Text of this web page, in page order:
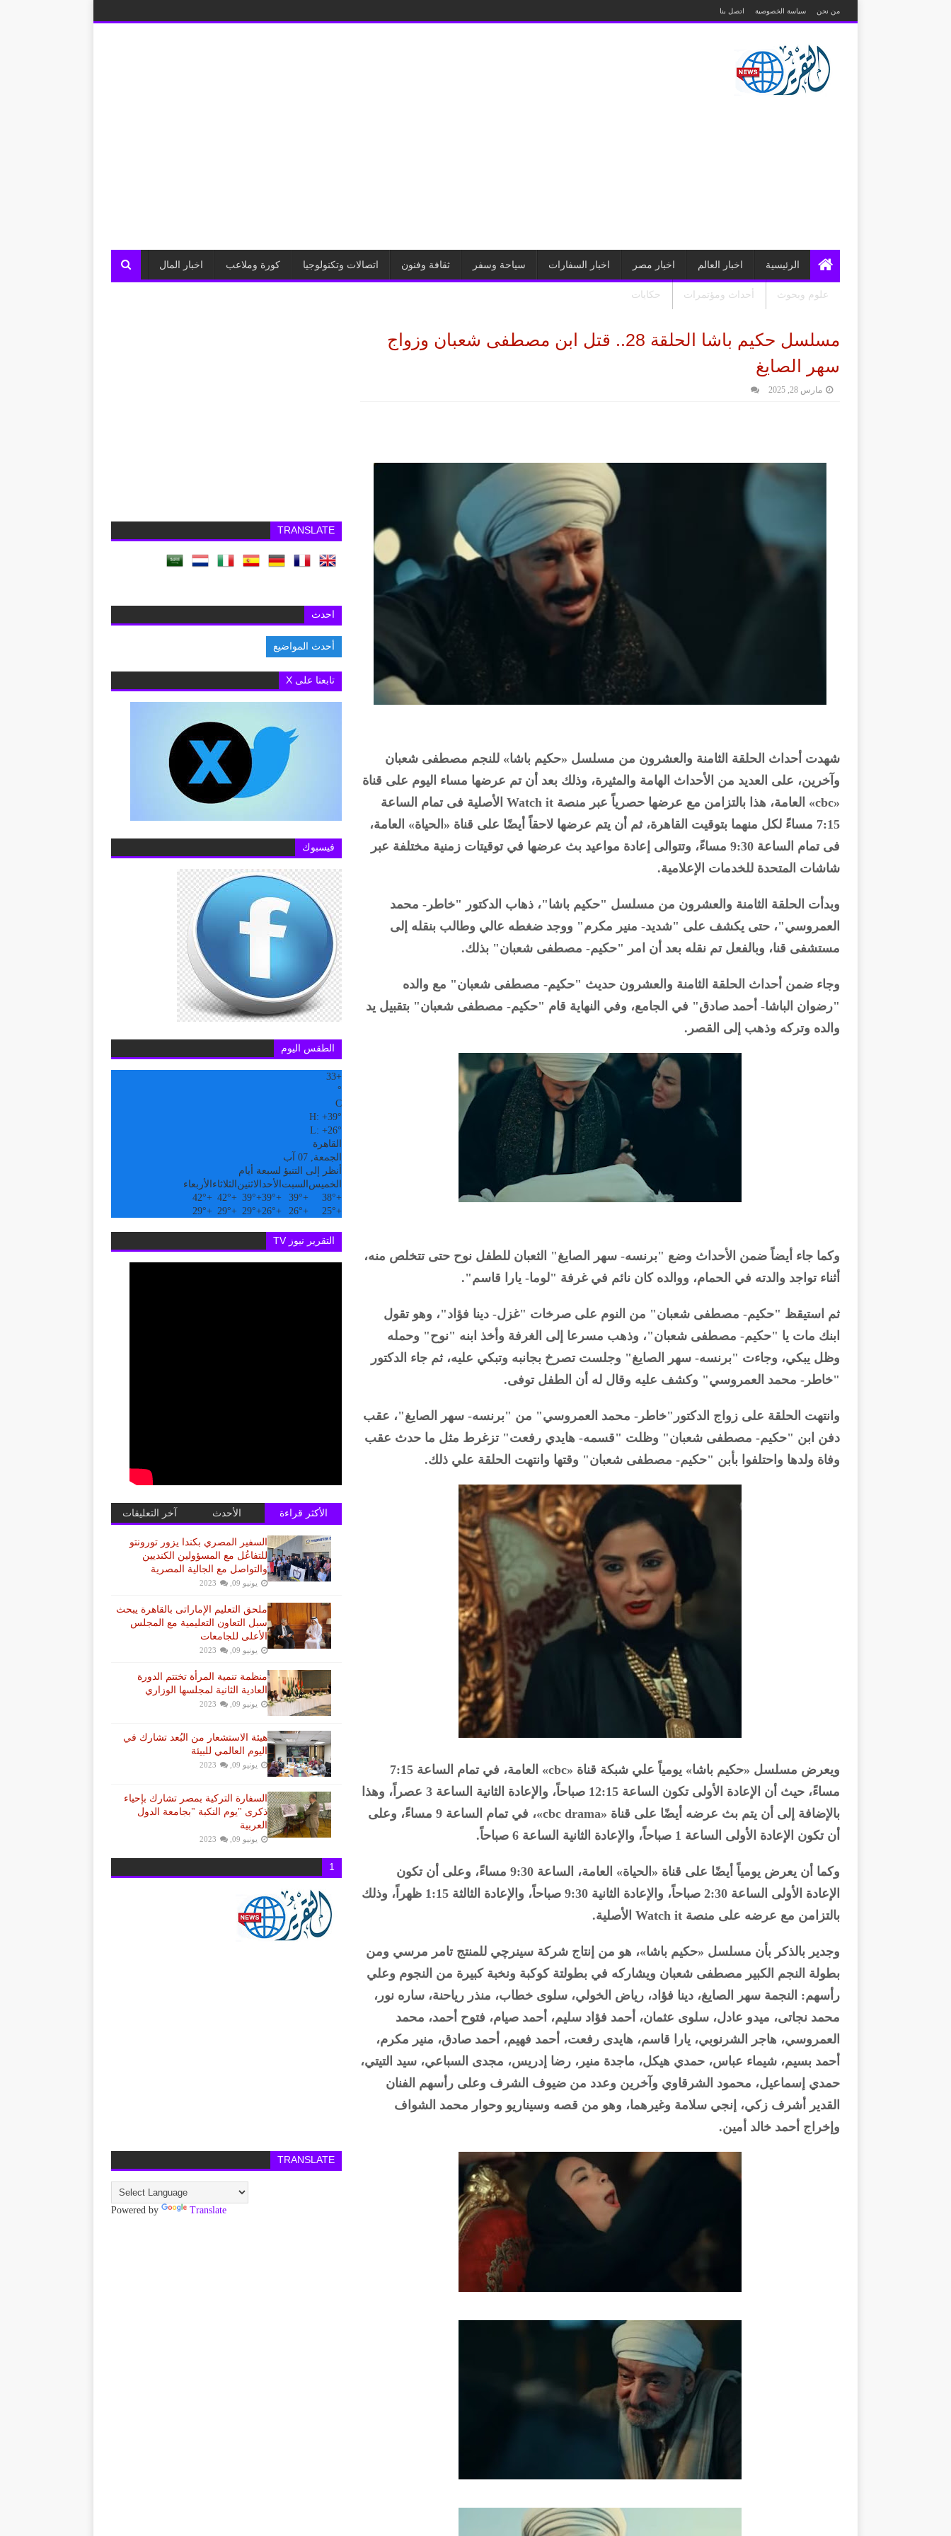
من نحن سياسة الخصوصية اتصل بنا
الرئيسية اخبار العالم اخبار مصر اخبار السفارات سياحة وسفر ثقافة وفنون اتصالات وتكنولوجيا كورة وملاعب اخبار المال
علوم وبحوث أحداث ومؤتمرات حكايات
مسلسل حكيم باشا الحلقة 28.. قتل ابن مصطفى شعبان وزواج
سهر الصايغ
مارس 28, 2025
شهدت أحداث الحلقة الثامنة والعشرون من مسلسل «حكيم باشا» للنجم مصطفى شعبان
وآخرين، على العديد من الأحداث الهامة والمثيرة، وذلك بعد أن تم عرضها مساء اليوم على قناة
«cbc» العامة، هذا بالتزامن مع عرضها حصرياً عبر منصة Watch it الأصلية فى تمام الساعة
7:15 مساءً لكل منهما بتوقيت القاهرة، ثم أن يتم عرضها لاحقاً أيضًا على قناة «الحياة» العامة،
فى تمام الساعة 9:30 مساءً، وتتوالى إعادة مواعيد بث عرضها في توقيتات زمنية مختلفة عبر
شاشات المتحدة للخدمات الإعلامية.
وبدأت الحلقة الثامنة والعشرون من مسلسل "حكيم باشا"، ذهاب الدكتور "خاطر- محمد
العمروسي"، حتى يكشف على "شديد- منير مكرم" ووجد ضغطه عالي وطالب بنقله إلى
مستشفى قنا، وبالفعل تم نقله بعد أن امر "حكيم- مصطفى شعبان" بذلك.
وجاء ضمن أحداث الحلقة الثامنة والعشرون حديث "حكيم- مصطفى شعبان" مع والده
"رضوان الباشا- أحمد صادق" في الجامع، وفي النهاية قام "حكيم- مصطفى شعبان" بتقبيل يد
والده وتركه وذهب إلى القصر.
وكما جاء أيضاً ضمن الأحداث وضع "برنسه- سهر الصايغ" الثعبان للطفل نوح حتى تتخلص منه،
أثناء تواجد والدته في الحمام، ووالده كان نائم في غرفة "لوما- يارا قاسم".
ثم استيقظ "حكيم- مصطفى شعبان" من النوم على صرخات "غزل- دينا فؤاد"، وهو تقول
ابنك مات يا "حكيم- مصطفى شعبان"، وذهب مسرعا إلى الغرفة وأخذ ابنه "نوح" وحمله
وظل يبكي، وجاءت "برنسه- سهر الصايغ" وجلست تصرخ بجانبه وتبكي عليه، ثم جاء الدكتور
"خاطر- محمد العمروسي" وكشف عليه وقال له أن الطفل توفى.
وانتهت الحلقة على زواج الدكتور"خاطر- محمد العمروسي" من "برنسه- سهر الصايغ"، عقب
دفن ابن "حكيم- مصطفى شعبان" وظلت "قسمه- هايدي رفعت" تزغرط مثل ما حدث عقب
وفاة ولدها واحتلفوا بأبن "حكيم- مصطفى شعبان" وقتها وانتهت الحلقة علي ذلك.
ويعرض مسلسل «حكيم باشا» يومياً علي شبكة قناة «cbc» العامة، في تمام الساعة 7:15
مساءً، حيث أن الإعادة الأولى تكون الساعة 12:15 صباحاً، والإعادة الثانية الساعة 3 عصراً، وهذا
بالإضافة إلى أن يتم بث عرضه أيضًا على قناة «cbc drama»، في تمام الساعة 9 مساءً، وعلى
أن تكون الإعادة الأولى الساعة 1 صباحاً، والإعادة الثانية الساعة 6 صباحاً.
وكما أن يعرض يومياً أيضًا على قناة «الحياة» العامة، الساعة 9:30 مساءً، وعلى أن تكون
الإعادة الأولى الساعة 2:30 صباحاً، والإعادة الثانية 9:30 صباحاً، والإعادة الثالثة 1:15 ظهراً، وذلك
بالتزامن مع عرضه على منصة Watch it الأصلية.
وجدير بالذكر بأن مسلسل «حكيم باشا»، هو من إنتاج شركة سينرچي للمنتج تامر مرسي ومن
بطولة النجم الكبير مصطفى شعبان ويشاركه في بطولتة كوكبة ونخبة كبيرة من النجوم وعلي
رأسهم: النجمة سهر الصايغ، دينا فؤاد، رياض الخولي، سلوى خطاب، منذر رياحنة، ساره نور،
محمد نجاتى، ميدو عادل، سلوى عثمان، أحمد فؤاد سليم، أحمد صيام، فتوح أحمد، محمد
العمروسي، هاجر الشرنوبي، يارا قاسم، هايدى رفعت، أحمد فهيم، أحمد صادق، منير مكرم،
أحمد بسيم، شيماء عباس، حمدي هيكل، ماجدة منير، رضا إدريس، مجدى السباعي، سيد التيتي،
حمدي إسماعيل، محمود الشرقاوي وآخرين وعدد من ضيوف الشرف وعلى رأسهم الفنان
القدير أشرف زكي، إنجي سلامة وغيرهما، وهو من قصه وسيناريو وحوار محمد الشواف
وإخراج أحمد خالد أمين.
TRANSLATE
احدث
أحدث المواضيع
تابعنا على X
فيسبوك
الطقس اليوم
+
33
°
C
H: +39°
L: +26°
القاهرة
الجمعة, 07 آب
أنظر إلى التنبؤ لسبعة أيام
الخميس السبت الأحد الاثنين الثلاثاء الأربعاء
+
38°
+
39°
+
39°
+
39°
+
42°
+
42°
+
25°
+
26°
+
26°
+
29°
+
29°
+
29°
التقرير نيوز TV
الأكثر قراءة الأحدث آخر التعليقات
السفير المصري بكندا يزور تورونتو
للتفاعُل مع المسؤولين الكنديين
والتواصل مع الجالية المصرية
يونيو 09, 2023
ملحق التعليم الإماراتى بالقاهرة يبحث
سبل التعاون التعليمية مع المجلس
الأعلى للجامعات
يونيو 09, 2023
منظمة تنمية المرأة تختتم الدورة
العادية الثانية لمجلسها الوزاري
يونيو 09, 2023
هيئة الاستشعار من البُعد تشارك في
اليوم العالمي للبيئة
يونيو 09, 2023
السفارة التركية بمصر تشارك بإحياء
ذكرى "يوم النكبة "بجامعة الدول
العربية
يونيو 09, 2023
1
TRANSLATE
Powered by Translate